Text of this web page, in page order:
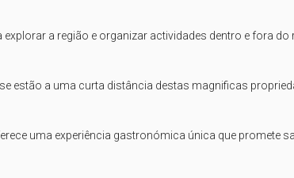
a região e organizar actividades dentro e fora do
estão a uma curta distância destas magnificas
uma experiência gastronómica única que promete